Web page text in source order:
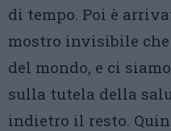
di tempo. Poi è
mostro invisibile
del mondo, e ci
sulla tutela della
indietro il resto.